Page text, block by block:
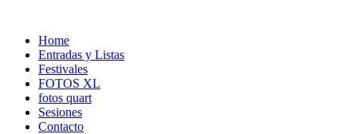
contenidoHome
Entradas y Listas
Festivales
FOTOS XL
fotos quart
Sesiones
Contacto